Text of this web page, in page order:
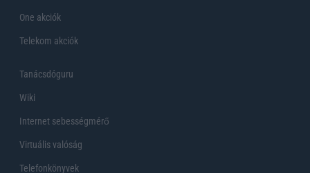
One akciók
Telekom akciók
Tanácsdóguru
Wiki
Internet sebességmérő
Virtuális valóság
Telefonkönyvek